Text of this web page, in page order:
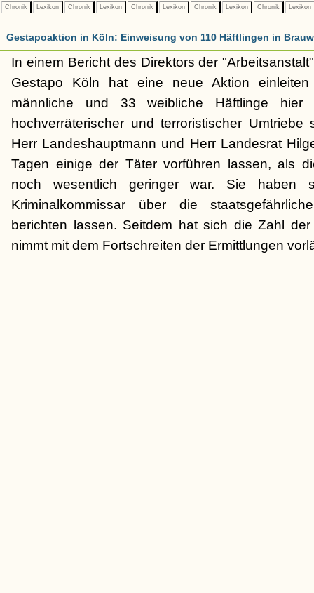
Chronik Lexikon Chronik Lexikon Chronik Lexikon Chronik Lexikon Chronik Lexikon
Gestapoaktion in Köln: Einweisung von 110 Häftlingen in
In einem Bericht des Direktors der
Gestapo Köln hat eine neue Aktion
männliche und 33 weibliche Häftlinge hier
hochverräterischer und terroristischer Umtriebe
Herr Landeshauptmann und Herr Landesrat
Tagen einige der Täter vorführen lassen, als
noch wesentlich geringer war. Sie haben
Kriminalkommissar über die
berichten lassen. Seitdem hat sich die Zahl
nimmt mit dem Fortschreiten der Ermittlungen